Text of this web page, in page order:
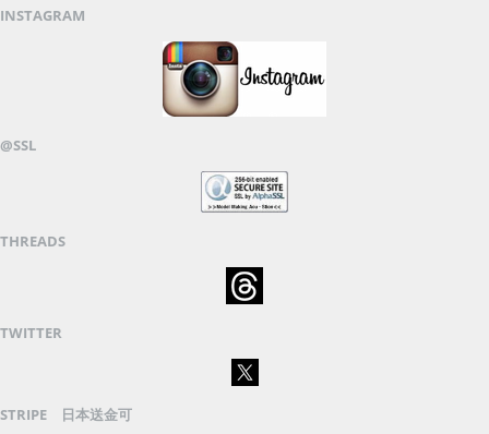
INSTAGRAM
@SSL
THREADS
TWITTER
STRIPE 日本送金可